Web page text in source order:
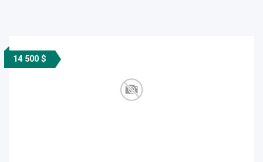
14 500 $